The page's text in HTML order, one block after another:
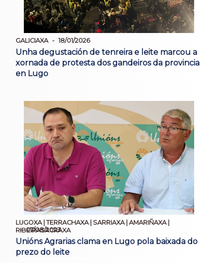
GALICIAXA 18/01/2026
Unha degustación de tenreira e leite marcou a
xornada de protesta dos gandeiros da provincia
en Lugo
LUGOXA | TERRACHAXA | SARRIAXA | AMARIÑAXA |
RIBEIRASACRAXA
07/08/2023
Unións Agrarias clama en Lugo pola baixada do
prezo do leite